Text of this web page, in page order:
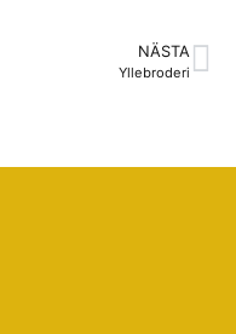
NÄSTA
Yllebroderi